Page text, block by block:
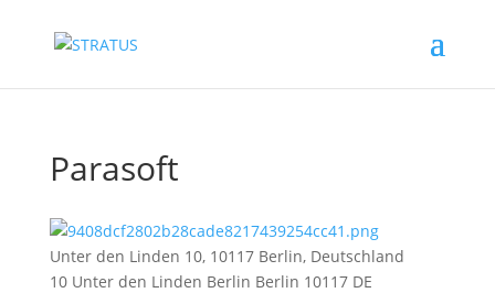
Parasoft
Unter den Linden 10, 10117 Berlin, Deutschland
10 Unter den Linden Berlin Berlin 10117 DE